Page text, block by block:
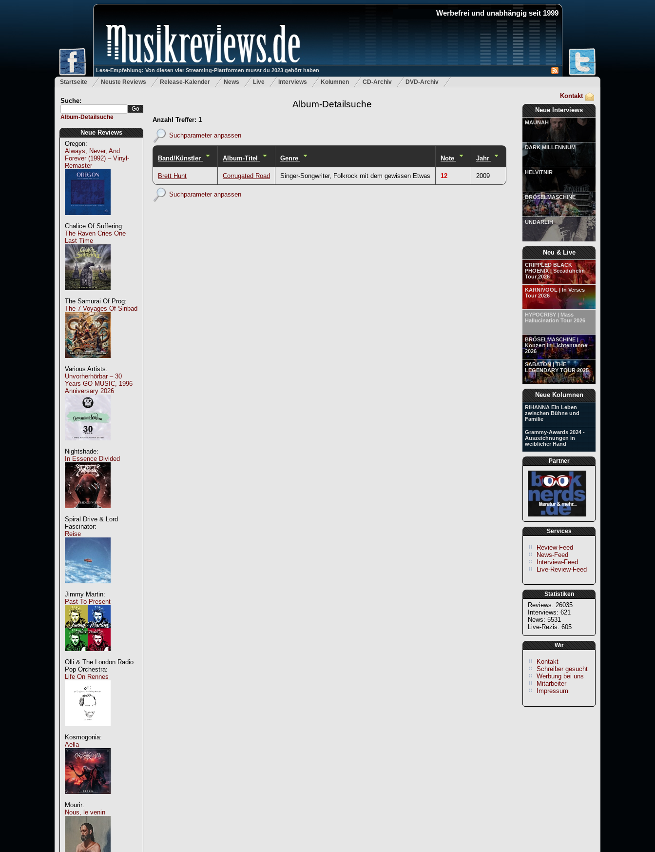
Werbefrei und unabhängig seit 1999
Lese-Empfehlung: Von diesen vier Streaming-Plattformen musst du 2023 gehört haben
Startseite Neuste Reviews Release-Kalender News Live Interviews Kolumnen CD-Archiv DVD-Archiv
Suche:
Album-Detailsuche
Neue Reviews
Oregon:
Always, Never, And
Forever (1992) – Vinyl-
Remaster
Chalice Of Suffering:
The Raven Cries One
Last Time
The Samurai Of Prog:
The 7 Voyages Of Sinbad
Various Artists:
Unvorherhörbar – 30
Years GO MUSIC, 1996
Anniversary 2026
Nightshade:
In Essence Divided
Spiral Drive & Lord
Fascinator:
Reise
Jimmy Martin:
Past To Present
Olli & The London Radio
Pop Orchestra:
Life On Rennes
Kosmogonia:
Aella
Mourir:
Nous, le venin
Kontakt
Neue Interviews
MAUNAH
DARK MILLENNIUM
HELVITNIR
BRÖSELMASCHINE
UNDARLIH
Neu & Live
CRIPPLED BLACK
PHOENIX | Sceaduhelm
Tour 2026
KARNIVOOL | In Verses
Tour 2026
HYPOCRISY | Mass
Hallucination Tour 2026
BRÖSELMASCHINE |
Konzert in Lichtentanne
2026
SABATON | THE
LEGENDARY TOUR 2025
Neue Kolumnen
RIHANNA Ein Leben
zwischen Bühne und
Familie
Grammy-Awards 2024 -
Auszeichnungen in
weiblicher Hand
Partner
Services
Review-Feed
News-Feed
Interview-Feed
Live-Review-Feed
Statistiken
Reviews: 26035
Interviews: 621
News: 5531
Live-Rezis: 605
Wir
Kontakt
Schreiber gesucht
Werbung bei uns
Mitarbeiter
Impressum
Album-Detailsuche
Anzahl Treffer: 1
Suchparameter anpassen
Band/Künstler Album-Titel Genre Note Jahr
Brett Hunt Corrugated Road Singer-Songwriter, Folkrock mit dem gewissen Etwas 12 2009
Suchparameter anpassen